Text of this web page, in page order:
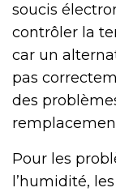
soucis
contrôler la
car un
pas
des
Pour les
l’humidité,